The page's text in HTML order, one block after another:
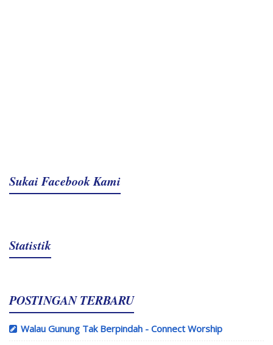
Sukai Facebook Kami
Statistik
POSTINGAN TERBARU
Walau Gunung Tak Berpindah - Connect Worship